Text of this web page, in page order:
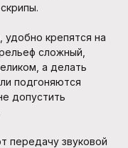
крепятся на
сложный,
а делать
подгоняются
допустить
передачу звуковой